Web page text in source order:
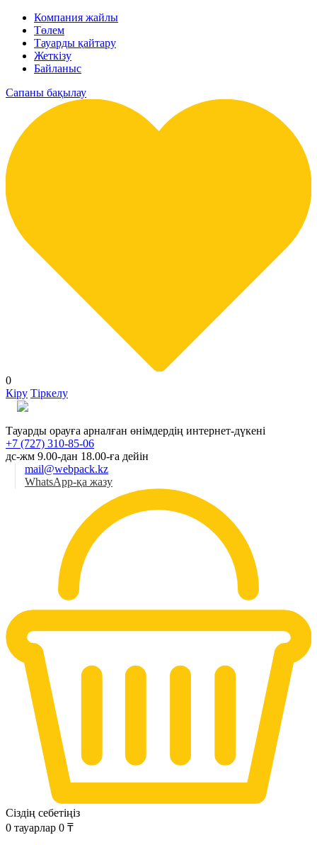
Компания жайлы
Төлем
Тауарды қайтару
Жеткізу
Байланыс
Сапаны бақылау
0
Кіру Тіркелу
Тауарды орауға арналған өнімдердің интернет-дүкені
+7 (727) 310-85-06
дс-жм 9.00-дан 18.00-ға дейін
mail@webpack.kz
WhatsApp-қа жазу
Сіздің себетіңіз
0 тауарлар 0 ₸